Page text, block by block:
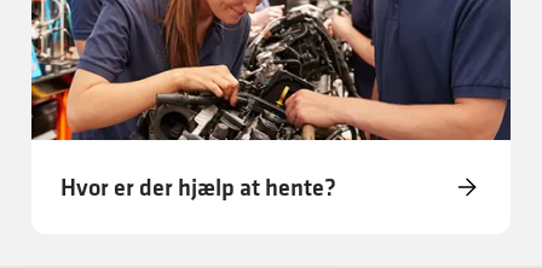
Hvor er der hjælp at hente?